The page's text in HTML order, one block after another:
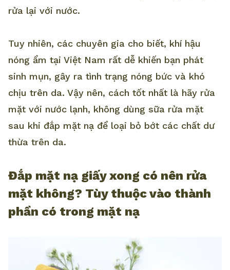
rửa lại với nước.
Tuy nhiên, các chuyên gia cho biết, khí hậu
nóng ẩm tại Việt Nam rất dễ khiến bạn phát
sinh mụn, gây ra tình trạng nóng bức và khó
chịu trên da. Vậy nên, cách tốt nhất là hãy rửa
mặt với nước lạnh, không dùng sữa rửa mặt
sau khi đắp mặt nạ để loại bỏ bớt các chất dư
thừa trên da.
Đắp mặt nạ giấy xong có nên rửa
mặt không? Tùy thuộc vào thành
phần có trong mặt nạ